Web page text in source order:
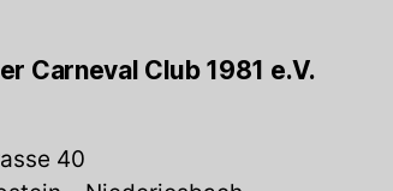
Carneval Club 1981 e.V.
40